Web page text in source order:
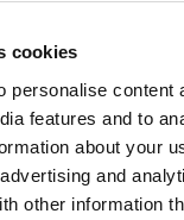
cookies
personalise content
features and to
about your
and
other information